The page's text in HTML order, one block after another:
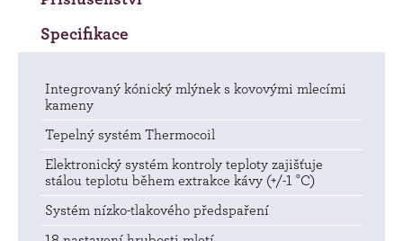
Specifikace
Integrovaný kónický mlýnek s kovovými mlecími
kameny
Tepelný systém Thermocoil
Elektronický systém kontroly teploty zajišťuje
stálou teplotu během extrakce kávy (+/-1 °C)
Systém nízko-tlakového předspaření